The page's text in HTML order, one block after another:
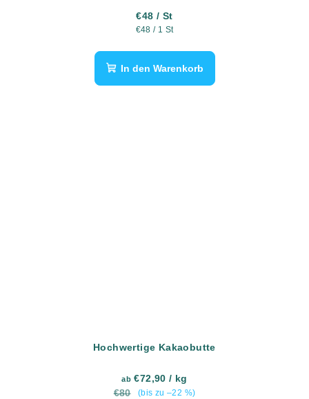
€48 / St
Verkaufspreis:
€48 / 1 St
In den Warenkorb
Hochwertige Kakaobutte
ab €72,90/ kg
€80
(bis zu –22 %)